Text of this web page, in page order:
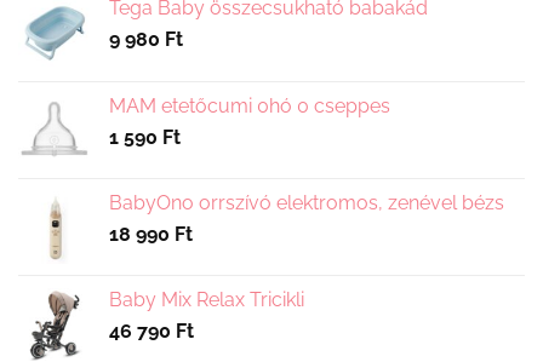
termékoldalon
választhatók
Tega Baby összecsukható babakád
9 980 Ft
MAM etetőcumi 0hó 0 cseppes
1 590 Ft
BabyOno orrszívó elektromos, zenével bézs
18 990 Ft
Baby Mix Relax Tricikli
46 790 Ft